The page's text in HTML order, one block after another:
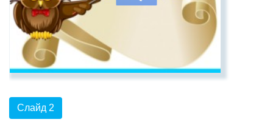
Слайд 2